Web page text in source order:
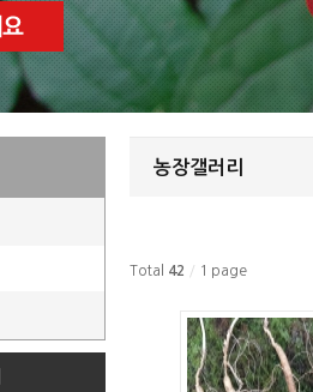
농장갤러리
Total 42 / 1 page